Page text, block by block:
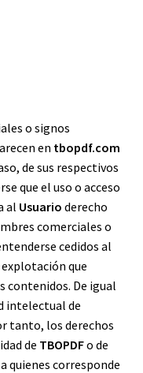
o signos
en tbopdf.com
de sus respectivos
que el uso o acceso
al Usuario derecho
comerciales o
cedidos al
que
contenidos. De igual
intelectual de
tanto, los derechos
de TBOPDFo de
quienes corresponde